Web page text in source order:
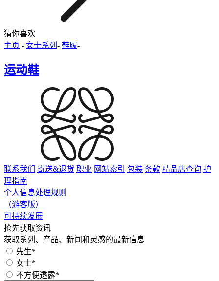
猜你喜欢
主页 - 女士系列 - 鞋履-
运动鞋
联系我们 寄送&退货 职业 网站索引 包装 条款 精品店查询 护
理指南
个人信息处理规则
（游客版）
可持续发展
抢先获取资讯
获取系列、产品、新闻和灵感的最新信息
先生*
女士*
不方便透露*